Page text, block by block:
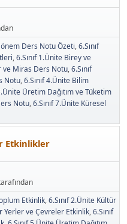
Ders Notu Özeti 6.Sınıf
6.Sınıf 1.Ünite Birey ve
ve Miras Ders Notu 6.Sınıf
Notu 6.Sınıf 4.Ünite Bilim
Üretim Dağıtım ve Tüketim
Notu 6.Sınıf 7.Ünite Küresel
Etkinlikler
Etkinlik 6.Sınıf 2.Ünite Kültür
Yerler ve Çevreler Etkinlik 6.Sınıf